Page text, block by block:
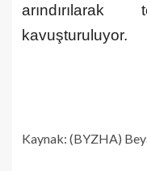
kavuşturuluyor.
Kaynak: (BYZHA)